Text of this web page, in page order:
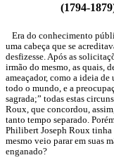
(1794-
Era do conhecimento
uma cabeça que se
desfizesse. Após as
irmão do mesmo, as quais,
ameaçador, como a ideia
todo o mundo, e a
sagrada;” todas estas
Roux, que concordou,
tanto tempo separado.
Philibert Joseph Roux tinha
mesmo veio parar em suas
enganado?